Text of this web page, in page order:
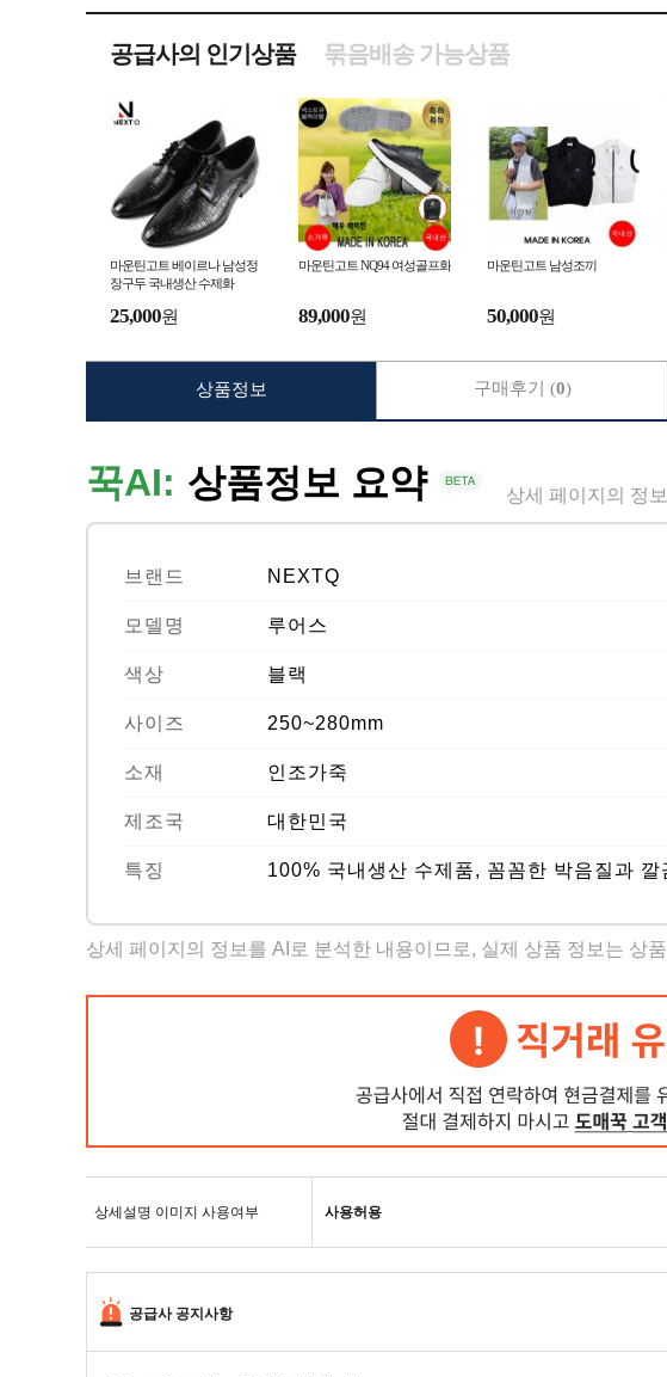
공급사의 인기상품 묶음배송 가능상품
마운틴고트 베이르나 남성정
장구두 국내생산 수제화
25,000원
마운틴고트 NQ94 여성골프화
89,000원
마운틴고트 남성조끼
50,000원
꾹AI: 상품정보 요약 상세 페이지의 정
브랜드 NEXTQ
모델명 루어스
색상 블랙
사이즈 250~280mm
소재 인조가죽
제조국 대한민국
특징 100% 국내생산 수제품, 꼼꼼한 박음질과
상세 페이지의 정보를 AI로 분석한 내용이므로, 실제 상품 정보는 상
상세설명 이미지 사용여부 사용허용
공급사 공지사항
상품정보 구매후기 (0)